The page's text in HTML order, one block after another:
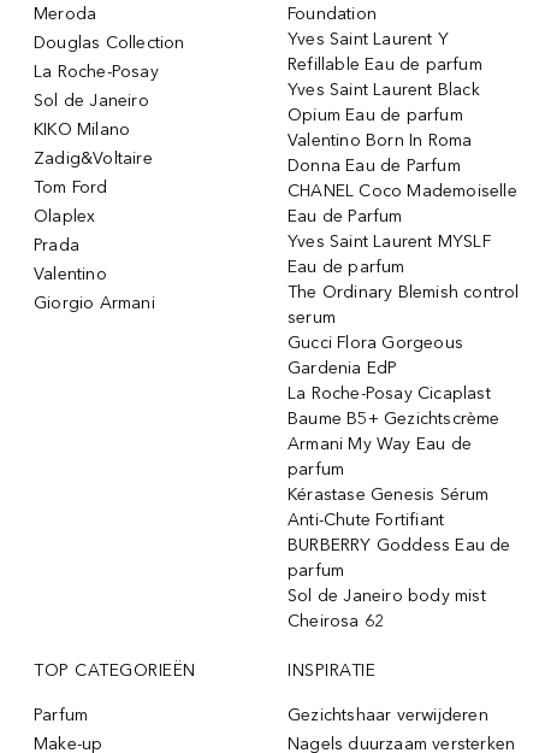
Meroda
Douglas Collection
La Roche-Posay
Sol de Janeiro
KIKO Milano
Zadig&Voltaire
Tom Ford
Olaplex
Prada
Valentino
Giorgio Armani
Foundation
Yves Saint Laurent Y
Refillable Eau de parfum
Yves Saint Laurent Black
Opium Eau de parfum
Valentino Born In Roma
Donna Eau de Parfum
CHANEL Coco Mademoiselle
Eau de Parfum
Yves Saint Laurent MYSLF
Eau de parfum
The Ordinary Blemish control
serum
Gucci Flora Gorgeous
Gardenia EdP
La Roche-Posay Cicaplast
Baume B5+ Gezichtscrème
Armani My Way Eau de
parfum
Kérastase Genesis Sérum
Anti-Chute Fortifiant
BURBERRY Goddess Eau de
parfum
Sol de Janeiro body mist
Cheirosa 62
TOP CATEGORIEËN
Parfum
Make-up
INSPIRATIE
Gezichtshaar verwijderen
Nagels duurzaam versterken